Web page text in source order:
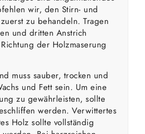
wir, den Stirn- und
zu behandeln. Tragen
und dritten Anstrich
der Holzmaserung
muss sauber, trocken und
und Fett sein. Um eine
zu gewährleisten, sollte
werden. Verwittertes
Holz sollte vollständig